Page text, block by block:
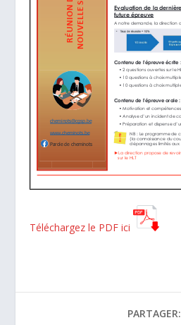
Téléchargez le PDF ici
PARTAGER: